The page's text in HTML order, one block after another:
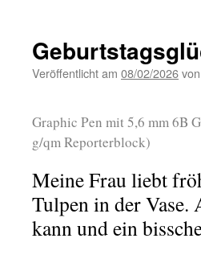
Veröffentlicht am 08/02/2026von
Graphic Pen mit 5,6 mm 6B
g/qm Reporterblock)
Meine Frau liebt
Tulpen in der Vase.
kann und ein